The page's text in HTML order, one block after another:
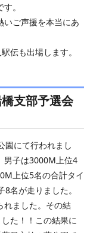
。
いご声援を本当にあ
伝も出場します。
支部予選会
園にて行われまし
男子は3000M上位4
上位5名の合計タイ
名が走りました。
れました。その結
た！！この結果に